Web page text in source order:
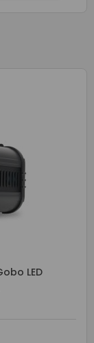
LED